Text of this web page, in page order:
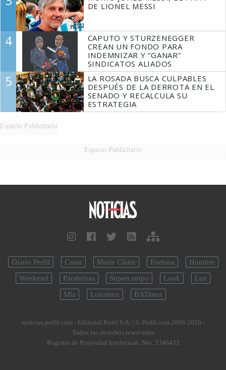
DE LIONEL MESSI
4
CAPUTO Y STURZENEGGER
CREAN UN FONDO PARA
INDEMNIZAR Y “GANAR”
SINDICATOS ALIADOS
5
LA ROSADA BUSCA CULPABLES
DESPUÉS DE LA DERROTA EN EL
SENADO Y RECALCULA SU
ESTRATEGIA
Espacio Publicitario
Espacio Publicitario
Diario Perfil Caras Marie Claire Fortuna
Hombre
Weekend
Parabrisas Supercampo Look
Luz
Mía
Lunateen BATimes
noticias.perfil.com - Editorial Perfil S.A. | © Perfil.com 2006-2026 -
Todos los derechos reservados
Registro de Propiedad Intelectual: Nro. 5346433